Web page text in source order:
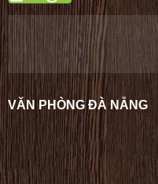
VĂN PHÒNG ĐÀ NẴNG